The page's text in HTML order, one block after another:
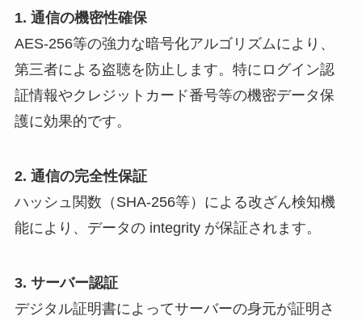
1. 通信の機密性確保
AES-256等の強力な暗号化アルゴリズムにより、
第三者による盗聴を防止します。特にログイン認
証情報やクレジットカード番号等の機密データ保
護に効果的です。
2. 通信の完全性保証
ハッシュ関数（SHA-256等）による改ざん検知機
能により、データの integrity が保証されます。
3. サーバー認証
デジタル証明書によってサーバーの身元が証明さ